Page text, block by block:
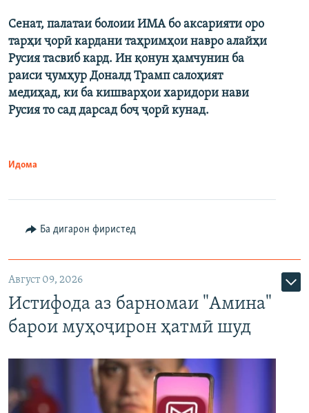
Сенат, палатаи болоии ИМА бо аксарияти оро
тарҳи ҷорӣ кардани таҳримҳои навро алайҳи
Русия тасвиб кард. Ин қонун ҳамчунин ба
раиси ҷумҳур Доналд Трамп салоҳият
медиҳад, ки ба кишварҳои харидори нави
Русия то сад дарсад боҷ ҷорӣ кунад.
Идома
Ба дигарон фиристед
Август 09, 2026
Истифода аз барномаи "Амина"
барои муҳоҷирон ҳатмӣ шуд